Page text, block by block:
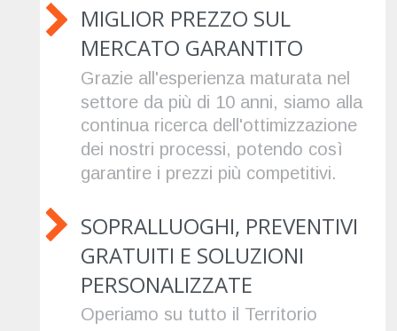
MIGLIOR PREZZO SUL
MERCATO GARANTITO
Grazie all'esperienza maturata nel
settore da più di 10 anni, siamo alla
continua ricerca dell'ottimizzazione
dei nostri processi, potendo così
garantire i prezzi più competitivi.
SOPRALLUOGHI, PREVENTIVI
GRATUITI E SOLUZIONI
PERSONALIZZATE
Operiamo su tutto il Territorio